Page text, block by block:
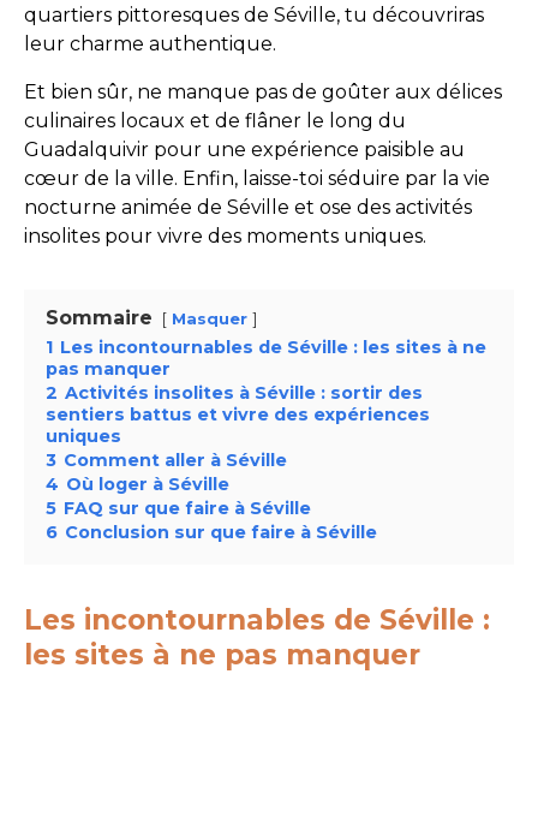
quartiers pittoresques de Séville, tu découvriras
leur charme authentique.
Et bien sûr, ne manque pas de goûter aux délices
culinaires locaux et de flâner le long du
Guadalquivir pour une expérience paisible au
cœur de la ville. Enfin, laisse-toi séduire par la vie
nocturne animée de Séville et ose des activités
insolites pour vivre des moments uniques.
Sommaire Masquer
1 Les incontournables de Séville : les sites à ne
pas manquer
2 Activités insolites à Séville : sortir des
sentiers battus et vivre des expériences
uniques
3 Comment aller à Séville
4 Où loger à Séville
5 FAQ sur que faire à Séville
6 Conclusion sur que faire à Séville
Les incontournables de Séville :
les sites à ne pas manquer